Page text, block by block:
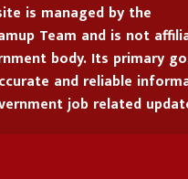
is managed by the
Team and is not
body. Its primary
and reliable
job related